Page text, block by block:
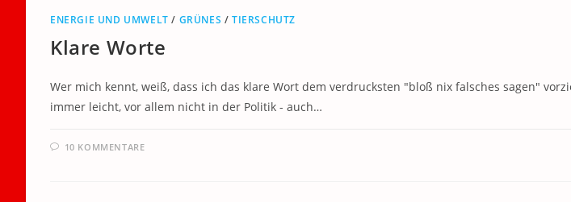
ENERGIE UND UMWELT / GRÜNES /TIERSCHUTZ
Klare Worte
Wer mich kennt, weiß, dass ich das klare Wort dem verdrucksten "bloß nix falsches sagen"
immer leicht, vor allem nicht in der Politik - auch…
10 KOMMENTARE